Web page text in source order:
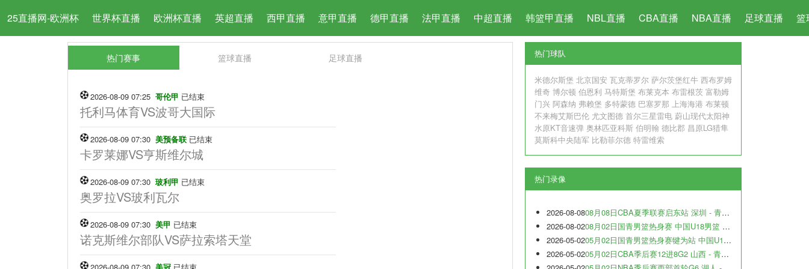
25直播网-欧洲杯 世界杯直播 欧洲杯直播 英超直播 西甲直播 意甲直播 德甲直播 法甲直播 中超直播 韩篮甲直播 NBL直播 CBA直播 NBA直播 足球直播 篮
热门赛事 篮球直播 足球直播
2026-08-09 07:25 哥伦甲 已结束
托利马体育VS波哥大国际
2026-08-09 07:30 美预备联 已结束
卡罗莱娜VS亨斯维尔城
2026-08-09 07:30 玻利甲 已结束
奥罗拉VS玻利瓦尔
2026-08-09 07:30 美甲 已结束
诺克斯维尔部队VS萨拉索塔天堂
热门球队
米德尔斯堡 北京国安 瓦克蒂罗尔 萨尔茨堡红牛 西布罗姆
维奇 博尔顿 伯恩利 马特斯堡 布莱克本 布雷根茨 富勒姆
门兴 阿森纳 弗赖堡 多特蒙德 巴塞罗那 上海海港 布莱顿
不来梅艾斯巴伦 尤文图德 首尔三星雷电 蔚山现代太阳神
水原KT音速弹 奥林匹亚科斯 伯明翰 德比郡 昌原LG猎隼
莫斯科中央陆军 比勒菲尔德 特雷维索
热门录像
2026-08-0808月08日CBA夏季联赛启东站 深圳 - 青岛 全场录像
2026-08-0208月02日国青男篮热身赛 中国U18男篮 - 纽纳华丁闪电队 全场录像
2026-05-0205月02日国青男篮热身赛犍为站 中国U17男篮 - 犹他预科篮球队 全场录像
2026-05-0205月02日CBA季后赛12进8G2 山西 - 青岛 全场录像